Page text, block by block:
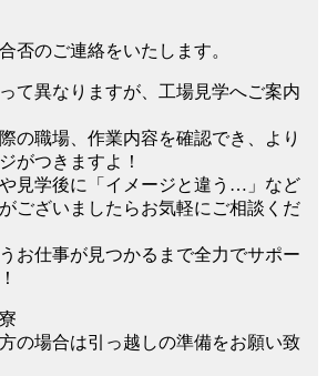
否のご連絡をいたします。
て異なりますが、工場見学へご案内
の職場、作業内容を確認でき、より
がつきますよ！
見学後に「イメージと違う…」など
ございましたらお気軽にご相談くだ
お仕事が見つかるまで全力でサポー
の場合は引っ越しの準備をお願い致